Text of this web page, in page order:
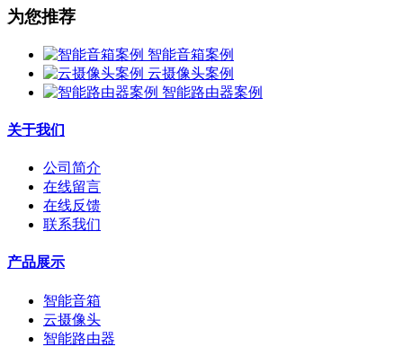
为您推荐
智能音箱案例
云摄像头案例
智能路由器案例
关于我们
公司简介
在线留言
在线反馈
联系我们
产品展示
智能音箱
云摄像头
智能路由器